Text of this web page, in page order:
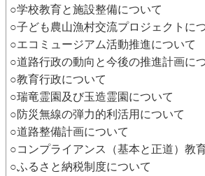
○学校教育と施設整備について
○子ども農山漁村交流プロジェクトに
○エコミュージアム活動推進について
○道路行政の動向と今後の推進計画に
○教育行政について
○瑞竜霊園及び玉造霊園について
○防災無線の弾力的利活用について
○道路整備計画について
○コンプライアンス（基本と正道）教
○ふるさと納税制度について